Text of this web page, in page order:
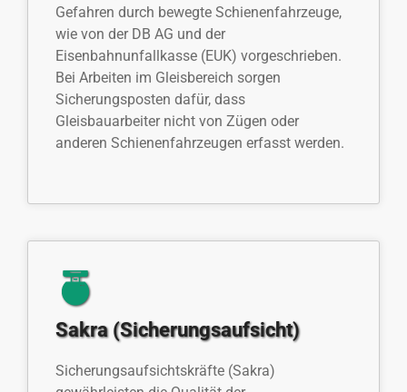
Gefahren durch bewegte Schienenfahrzeuge,
wie von der DB AG und der
Eisenbahnunfallkasse (EUK) vorgeschrieben.
Bei Arbeiten im Gleisbereich sorgen
Sicherungsposten dafür, dass
Gleisbauarbeiter nicht von Zügen oder
anderen Schienenfahrzeugen erfasst werden.
Sakra (Sicherungsaufsicht)
Sicherungsaufsichtskräfte (Sakra)